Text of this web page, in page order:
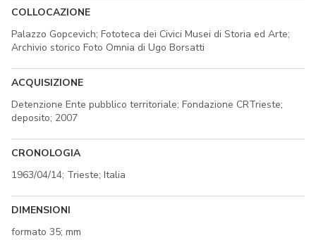
COLLOCAZIONE
Palazzo Gopcevich; Fototeca dei Civici Musei di Storia ed Arte;
Archivio storico Foto Omnia di Ugo Borsatti
ACQUISIZIONE
Detenzione Ente pubblico territoriale; Fondazione CRTrieste;
deposito; 2007
CRONOLOGIA
1963/04/14; Trieste; Italia
DIMENSIONI
formato 35; mm